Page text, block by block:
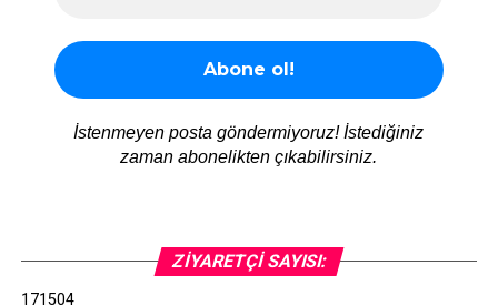
İstenmeyen posta göndermiyoruz! İstediğiniz
zaman abonelikten çıkabilirsiniz.
ZIYARETÇI SAYISI:
171504